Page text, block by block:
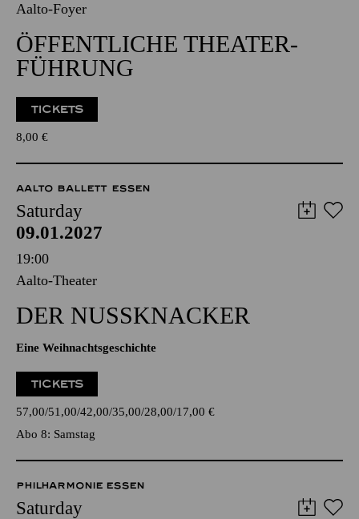
Aalto-Foyer
ÖFFENTLICHE THEATER­
FÜHRUNG
TICKETS
8,00 €
AALTO BALLETT ESSEN
Saturday
09.01.2027
19:00
Aalto-Theater
DER NUSSKNACKER
Eine Weihnachtsgeschichte
TICKETS
57,00 51,00 42,00 35,00 28,00 17,00 €
Abo 8: Samstag
PHILHARMONIE ESSEN
Saturday